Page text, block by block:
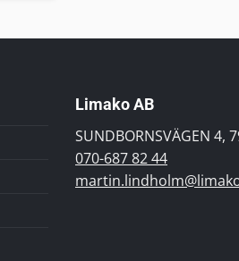
Limako AB
SUNDBORNSVÄGEN 4,
070-687 82 44